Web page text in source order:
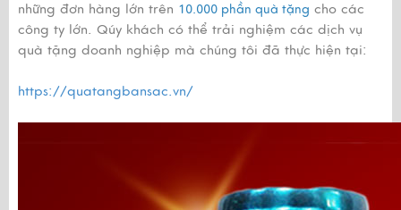
những đơn hàng lớn trên 10.000 phần quà tặng cho các
công ty lớn. Qúy khách có thể trải nghiệm các dịch vụ
quà tặng doanh nghiệp mà chúng tôi đã thực hiện tại:
https://quatangbansac.vn/